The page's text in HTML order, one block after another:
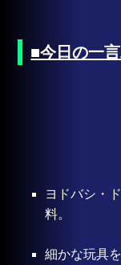
■今日の一
ヨドバシ・
料。
細かな玩具